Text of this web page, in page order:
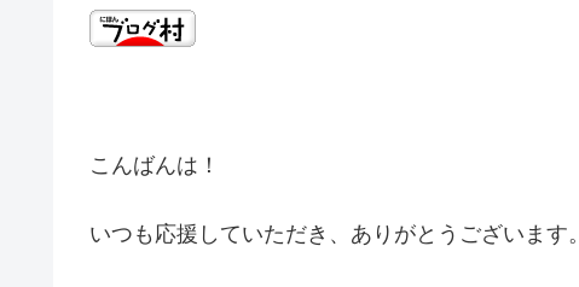
こんばんは！
いつも応援していただき、ありがとうございます。